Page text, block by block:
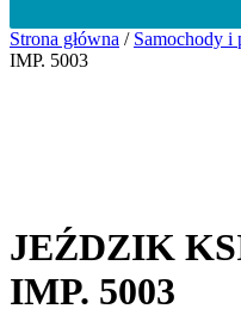
Strona główna / Samochody i
IMP. 5003
JEŹDZIK
IMP. 5003